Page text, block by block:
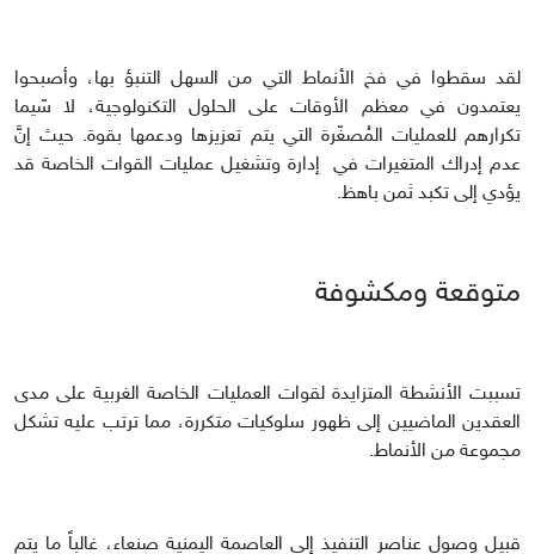
لقد سقطوا في فخ الأنماط التي من السهل التنبؤ بها، وأصبحوا
يعتمدون في معظم الأوقات على الحلول التكنولوجية، لا سّيما
تكرارهم للعمليات المُصغّرة التي يتم تعزيزها ودعمها بقوة. حيث إنَّ
عدم إدراك المتغيرات في إدارة وتشغيل عمليات القوات الخاصة قد
يؤدي إلى تكبد ثمن باهظ.
متوقعة ومكشوفة
تسببت الأنشطة المتزايدة لقوات العمليات الخاصة الغربية على مدى
العقدين الماضيين إلى ظهور سلوكيات متكررة، مما ترتب عليه تشكل
مجموعة من الأنماط.
قبيل وصول عناصر التنفيذ إلى العاصمة اليمنية صنعاء، غالباً ما يتم